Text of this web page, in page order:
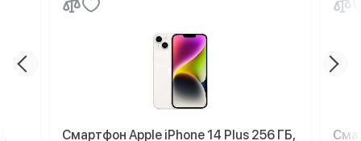
Смартфон Apple iPhone 14 Plus 256 ГБ,